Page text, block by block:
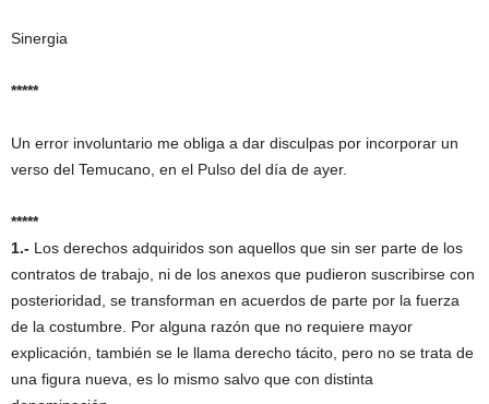
Sinergia
*****
Un error involuntario me obliga a dar disculpas por incorporar un
verso del Temucano, en el Pulso del día de ayer.
*****
1.- Los derechos adquiridos son aquellos que sin ser parte de los
contratos de trabajo, ni de los anexos que pudieron suscribirse con
posterioridad, se transforman en acuerdos de parte por la fuerza
de la costumbre. Por alguna razón que no requiere mayor
explicación, también se le llama derecho tácito, pero no se trata de
una figura nueva, es lo mismo salvo que con distinta